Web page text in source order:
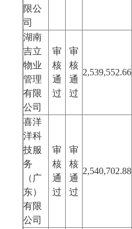
限公
司
湖南
吉立
物业
管理
有限
公司
审
核
通
过
审
核
通
过
2,539,552.66
喜洋
洋科
技服
务
（广
东）
有限
公司
审
核
通
过
审
核
通
过
2,540,702.88